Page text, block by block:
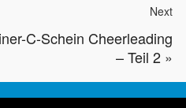
Next
C-Schein Cheerleading
– Teil 2 »